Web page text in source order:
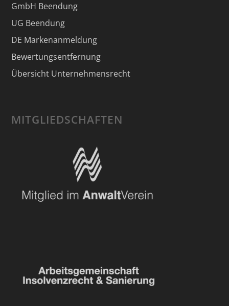
GmbH Beendung
UG Beendung
DE Markenanmeldung
Bewertungsentfernung
Übersicht Unternehmensrecht
MITGLIEDSCHAFTEN